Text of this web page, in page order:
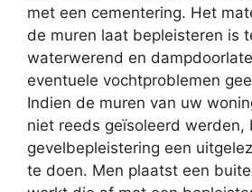
met een cementering. Het
de muren laat bepleisteren is
waterwerend en
eventuele vochtproblemen
Indien de muren van uw
niet reeds geïsoleerd werden,
gevelbepleistering een
te doen. Men plaatst een